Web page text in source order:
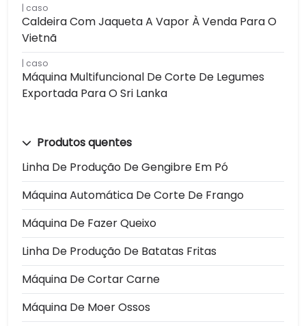
caso
Caldeira Com Jaqueta A Vapor À Venda Para O
Vietnã
caso
Máquina Multifuncional De Corte De Legumes
Exportada Para O Sri Lanka
Produtos quentes
Linha De Produção De Gengibre Em Pó
Máquina Automática De Corte De Frango
Máquina De Fazer Queixo
Linha De Produção De Batatas Fritas
Máquina De Cortar Carne
Máquina De Moer Ossos